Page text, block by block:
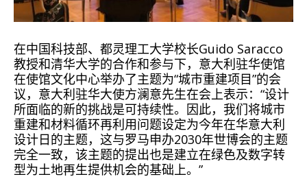
在中国科技部、都灵理工大学校长Guido Saracco
教授和清华大学的合作和参与下，意大利驻华使馆
在使馆文化中心举办了主题为“城市重建项目”的会
议，意大利驻华大使方澜意先生在会上表示：“设计
所面临的新的挑战是可持续性。因此，我们将城市
重建和材料循环再利用问题设定为今年在华意大利
设计日的主题，这与罗马申办2030年世博会的主题
完全一致，该主题的提出也是建立在绿色及数字转
型为土地再生提供机会的基础上。”